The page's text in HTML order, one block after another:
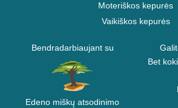
Moteriškos kepurės
Vaikiškos kepurės
Bendradarbiaujant su
Edeno miškų atsodinimo
Bet